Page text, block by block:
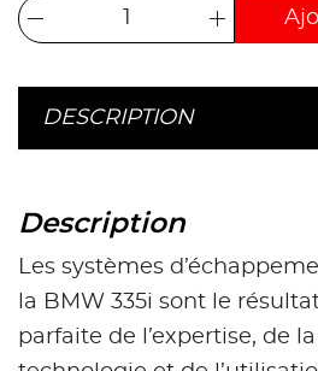
DESCRIPTION
Description
Les systèmes
la BMW 335i sont le
parfaite de l’expertise, de